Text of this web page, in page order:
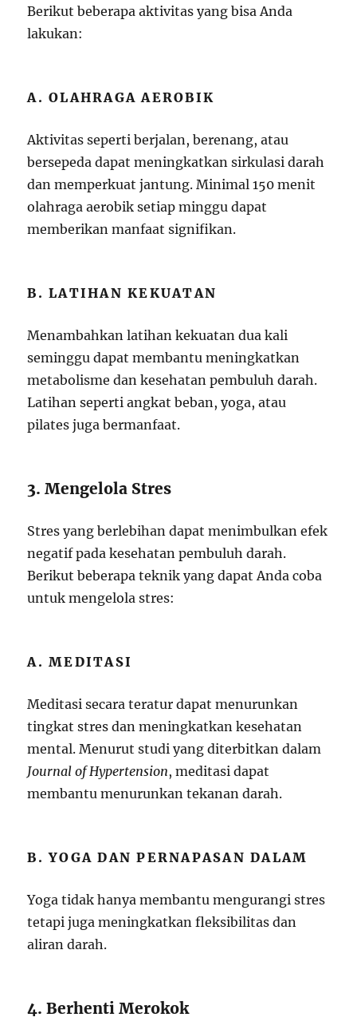
Berikut beberapa aktivitas yang bisa Anda
lakukan:
A. OLAHRAGA AEROBIK
Aktivitas seperti berjalan, berenang, atau
bersepeda dapat meningkatkan sirkulasi darah
dan memperkuat jantung. Minimal 150 menit
olahraga aerobik setiap minggu dapat
memberikan manfaat signifikan.
B. LATIHAN KEKUATAN
Menambahkan latihan kekuatan dua kali
seminggu dapat membantu meningkatkan
metabolisme dan kesehatan pembuluh darah.
Latihan seperti angkat beban, yoga, atau
pilates juga bermanfaat.
3. Mengelola Stres
Stres yang berlebihan dapat menimbulkan efek
negatif pada kesehatan pembuluh darah.
Berikut beberapa teknik yang dapat Anda coba
untuk mengelola stres:
A. MEDITASI
Meditasi secara teratur dapat menurunkan
tingkat stres dan meningkatkan kesehatan
mental. Menurut studi yang diterbitkan dalam
Journal of Hypertension, meditasi dapat
membantu menurunkan tekanan darah.
B. YOGA DAN PERNAPASAN DALAM
Yoga tidak hanya membantu mengurangi stres
tetapi juga meningkatkan fleksibilitas dan
aliran darah.
4. Berhenti Merokok